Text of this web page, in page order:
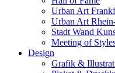
Urban Art
Urban Art
Stadt Wand
Meeting of
Design
Grafik &